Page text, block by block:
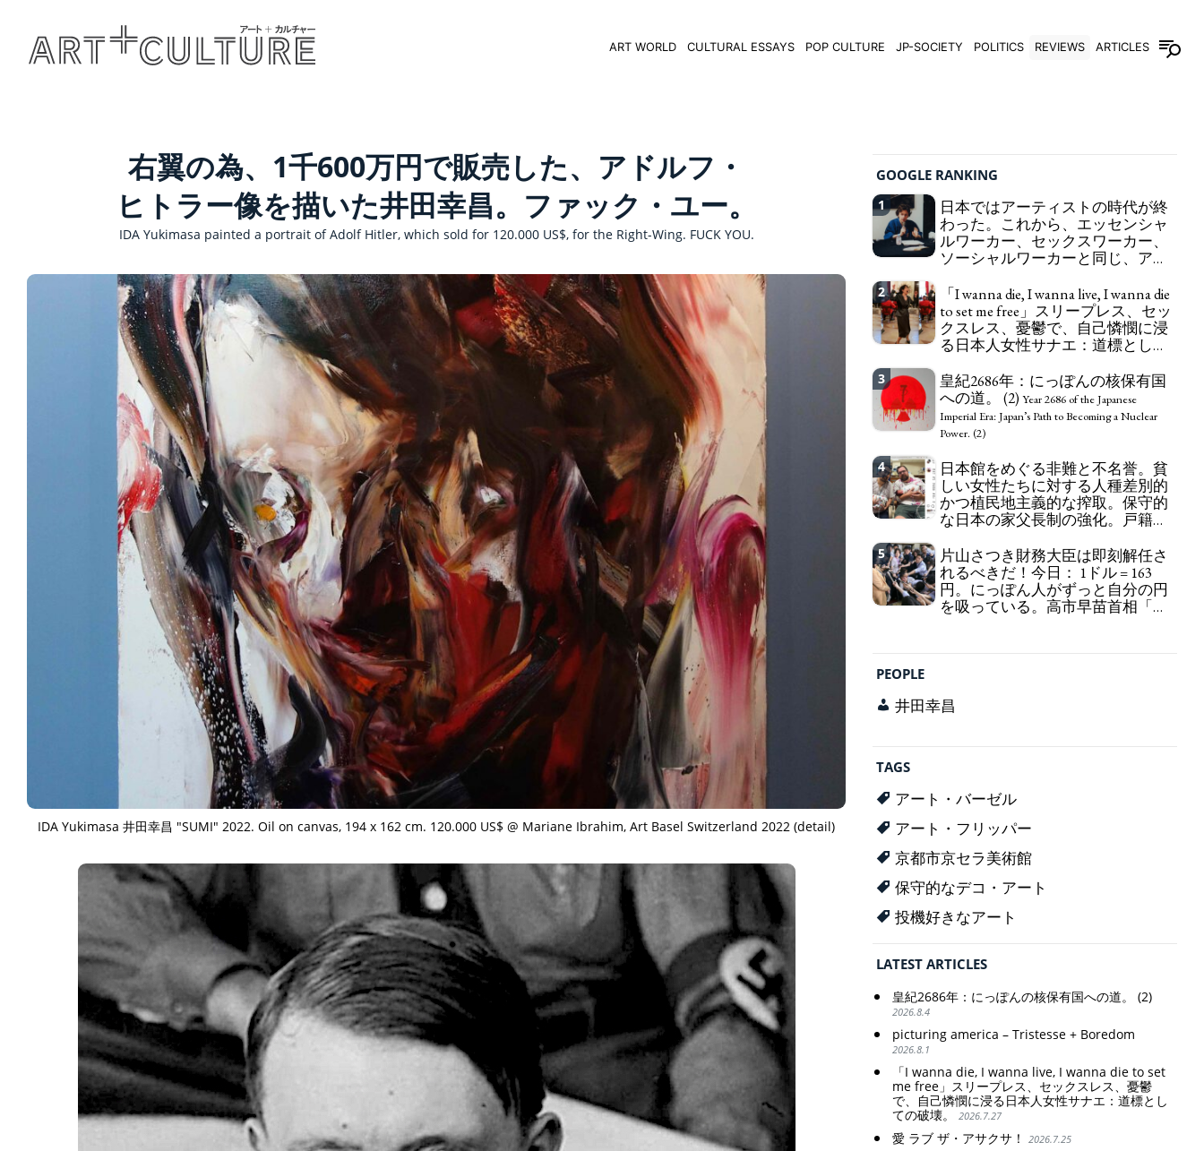
ART WORLD CULTURAL ESSAYS POP CULTURE JP-SOCIETY POLITICS REVIEWS ARTICLES
右翼の為、1千600万円で販売した、アドルフ・
ヒトラー像を描いた井田幸昌。ファック・ユー。
IDA Yukimasa painted a portrait of Adolf Hitler, which sold for 120.000 US$, for the Right-Wing. FUCK YOU.
IDA Yukimasa 井田幸昌 "SUMI" 2022. Oil on canvas, 194 x 162 cm. 120.000 US$ @ Mariane Ibrahim, Art Basel Switzerland 2022 (detail)
GOOGLE RANKING
1
日本ではアーティストの時代が終
わった。これから、エッセンシャ
ルワーカー、セックスワーカー、
ソーシャルワーカーと同じ、アー
in Japan the word "artist" into the word "Art
Worker" (similar to "Essential Worker", "Sex Worker"
or "Social Worker")
2
「I wanna die, I wanna live, I wanna die
to set me free」スリープレス、セッ
クスレス、憂鬱で、自己憐憫に浸
る日本人女性サナエ：道標として
die to set me free" - Sanae, a Japanese woman who
is sleepless, sexless, depressive and wallowing in
self-pity: destruction as a guidepost.
3
皇紀2686年：にっぽんの核保有国
への道。 (2) Year 2686 of the Japanese
Imperial Era: Japan’s Path to Becoming a Nuclear
Power. (2)
4
日本館をめぐる非難と不名誉。貧
しい女性たちに対する人種差別的
かつ植民地主義的な搾取。保守的
な日本の家父長制の強化。戸籍制
化。Criticism and disgrace surrounding the
Japan Pavilion. Racist and colonial exploitation of
poor women. Strengthening of conservative
Japanese patriarchy. Strengthening of the family
5
片山さつき財務大臣は即刻解任さ
れるべきだ！今日： 1ドル = 163
円。にっぽん人がずっと自分の円
を吸っている。高市早苗首相「円
Sanae: "The weak Yen makes the Foreign Exchange
PEOPLE
井田幸昌
TAGS
アート・バーゼル
アート・フリッパー
京都市京セラ美術館
保守的なデコ・アート
投機好きなアート
LATEST ARTICLES
皇紀2686年：にっぽんの核保有国への道。 (2)
2026.8.4
picturing america – Tristesse + Boredom
2026.8.1
「I wanna die, I wanna live, I wanna die to set
me free」スリープレス、セックスレス、憂鬱
で、自己憐憫に浸る日本人女性サナエ：道標とし
ての破壊。
2026.7.27
愛 ラブ ザ・アサクサ！ 2026.7.25